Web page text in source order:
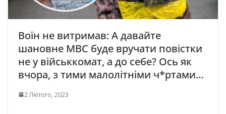
Воїн не витримав: А давайте
шановне МВС буде вручати повістки
не у військкомат, а до себе? Ось як
вчора, з тими малолітніми ч*pтами…
2 Лютого, 2023